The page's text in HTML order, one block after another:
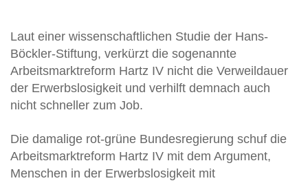
Laut einer wissenschaftlichen Studie der Hans-
Böckler-Stiftung, verkürzt die sogenannte
Arbeitsmarktreform Hartz IV nicht die Verweildauer
der Erwerbslosigkeit und verhilft demnach auch
nicht schneller zum Job.
Die damalige rot-grüne Bundesregierung schuf die
Arbeitsmarktreform Hartz IV mit dem Argument,
Menschen in der Erwerbslosigkeit mit